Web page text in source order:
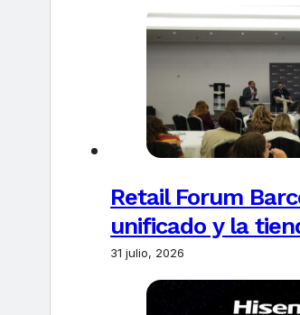
Retail Forum
unificado y la
31 julio, 2026